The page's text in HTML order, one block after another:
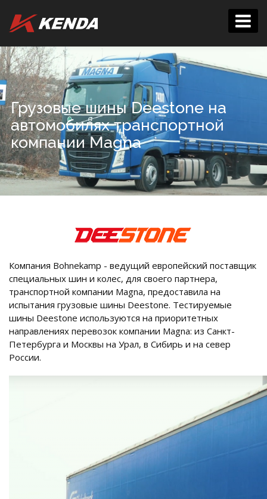
Грузовые шины Deestone на
автомобилях транспортной
компании Magna
Компания Bohnekamp - ведущий европейский поставщик
специальных шин и колес, для своего партнера,
транспортной компании Magna, предоставила на
испытания грузовые шины Deestone. Тестируемые
шины Deestone используются на приоритетных
направлениях перевозок компании Magna: из Санкт-
Петербурга и Москвы на Урал, в Сибирь и на север
России.